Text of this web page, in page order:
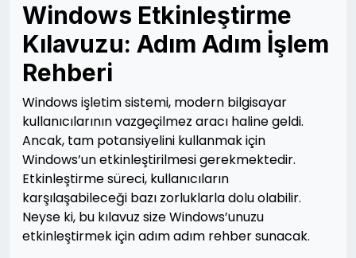
Windows Etkinleştirme
Kılavuzu: Adım Adım İşlem
Rehberi
Windows işletim sistemi, modern bilgisayar
kullanıcılarının vazgeçilmez aracı haline geldi.
Ancak, tam potansiyelini kullanmak için
Windows’un etkinleştirilmesi gerekmektedir.
Etkinleştirme süreci, kullanıcıların
karşılaşabileceği bazı zorluklarla dolu olabilir.
Neyse ki, bu kılavuz size Windows’unuzu
etkinleştirmek için adım adım rehber sunacak.